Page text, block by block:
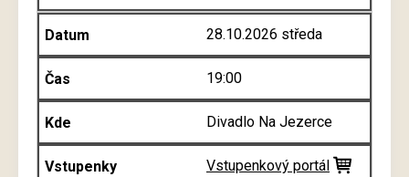
28.10.2026 středa
19:00
Divadlo Na Jezerce
Vstupenkový portál